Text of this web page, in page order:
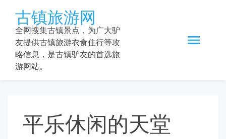
content
古镇旅游网
全网搜集古镇景点，为广大驴
友提供古镇旅游衣食住行等攻
略信息，是古镇驴友的首选旅
游网站。
平乐休闲的天堂